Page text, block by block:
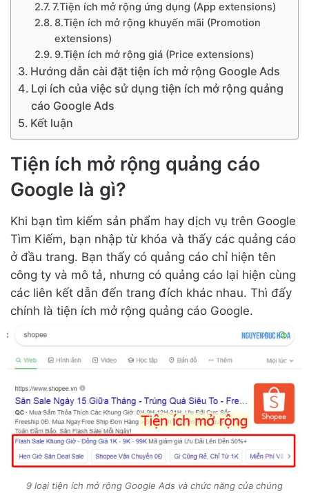
7.Tiện ích mở rộng ứng dụng (App extensions)
8.Tiện ích mở rộng khuyến mãi (Promotion
extensions)
9.Tiện ích mở rộng giá (Price extensions)
Hướng dẫn cài đặt tiện ích mở rộng Google Ads
Lợi ích của việc sử dụng tiện ích mở rộng quảng
cáo Google Ads
Kết luận
Tiện ích mở rộng quảng cáo
Google là gì?
Khi bạn tìm kiếm sản phẩm hay dịch vụ trên Google
Tìm Kiếm, bạn nhập từ khóa và thấy các quảng cáo
ở đầu trang. Bạn thấy có quảng cáo chỉ hiện tên
công ty và mô tả, nhưng có quảng cáo lại hiện cùng
các liên kết dẫn đến trang đích khác nhau. Thì đấy
chính là tiện ích mở rộng quảng cáo Google.
9 loại tiện ích mở rộng Google Ads và chức năng của chúng